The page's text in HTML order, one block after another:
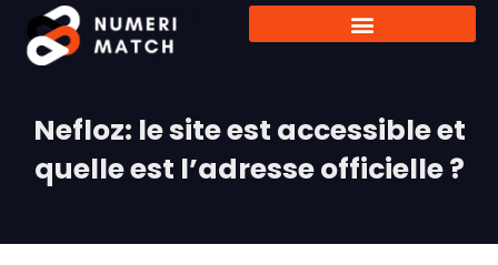
Nefloz: le site est accessible et
quelle est l’adresse officielle ?